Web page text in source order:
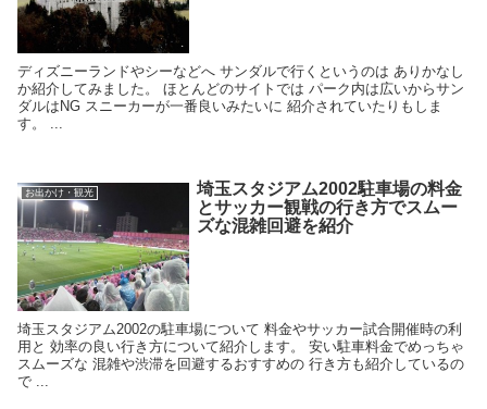
ディズニーランドやシーなどへ サンダルで行くというのは ありかなし
か紹介してみました。 ほとんどのサイトでは パーク内は広いからサン
ダルはNG スニーカーが一番良いみたいに 紹介されていたりもしま
す。 ...
お出かけ・観光
埼玉スタジアム2002駐車場の料金
とサッカー観戦の行き方でスムー
ズな混雑回避を紹介
埼玉スタジアム2002の駐車場について 料金やサッカー試合開催時の利
用と 効率の良い行き方について紹介します。 安い駐車料金でめっちゃ
スムーズな 混雑や渋滞を回避するおすすめの 行き方も紹介しているの
で ...